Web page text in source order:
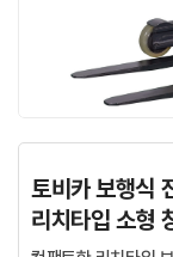
토비카 보행식
리치타입 소형